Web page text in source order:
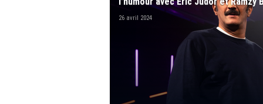
26 avril 2024